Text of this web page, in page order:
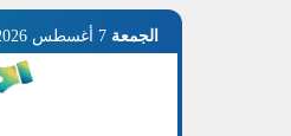
الجمعة